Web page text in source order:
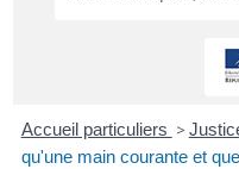
Accueil particuliers >
qu'une main courante et